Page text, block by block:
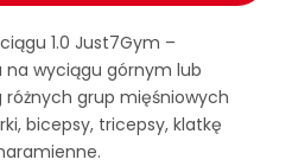
1.0 Just7Gym –
wyciągu górnym lub
grup mięśniowych
bicepsy, tricepsy, klatkę